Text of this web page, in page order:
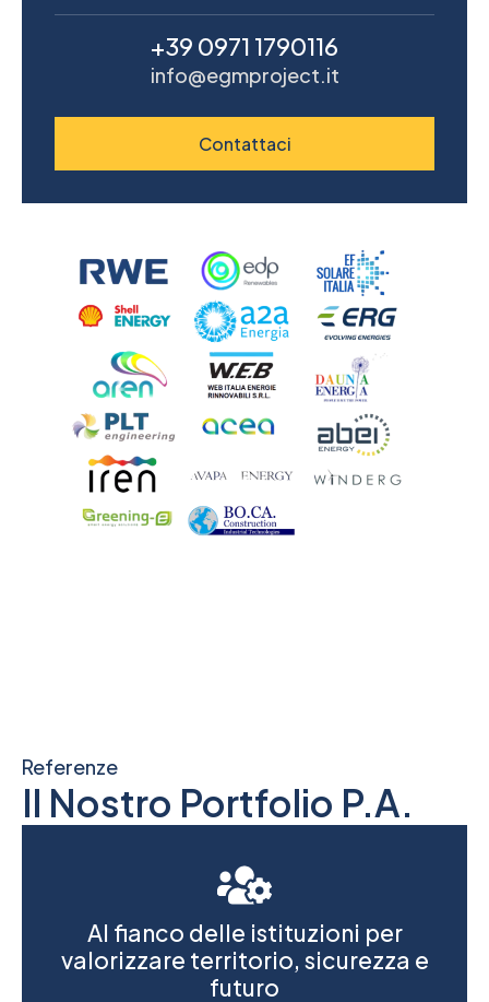
+39 0971 1790116
info@egmproject.it
Contattaci
Referenze
Il Nostro Portfolio P.A.
Al fianco delle istituzioni per
valorizzare territorio, sicurezza e
futuro